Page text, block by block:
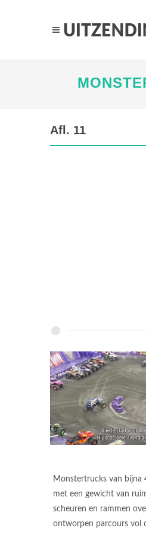
Afl. 11
Monstertrucks van bijna
met een gewicht van
scheuren en rammen
ontworpen parcours vol